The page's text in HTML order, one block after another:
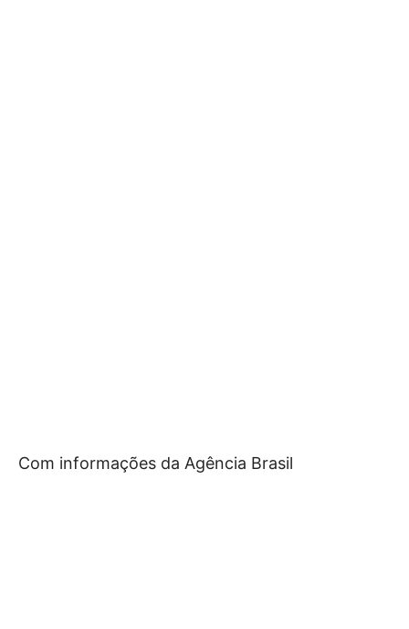
Com informações da Agência Brasil